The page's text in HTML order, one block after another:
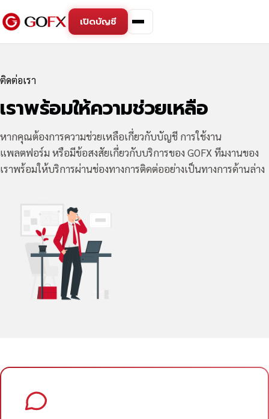
เปิดบัญชี
ติดต่อเรา
เราพร้อมให้ความช่วยเหลือ
หากคุณต้องการความช่วยเหลือเกี่ยวกับบัญชี การใช้งาน
แพลตฟอร์ม หรือมีข้อสงสัยเกี่ยวกับบริการของ GOFX ทีมงานของ
เราพร้อมให้บริการผ่านช่องทางการติดต่ออย่างเป็นทางการด้านล่าง